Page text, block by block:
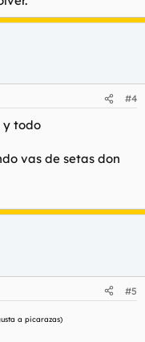
#4
y todo
vas de setas don
#5
a picarazas)